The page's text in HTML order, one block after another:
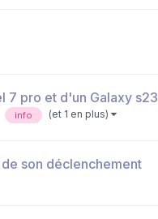
7 pro et d'un Galaxy s23
info (et 1 en plus)
son déclenchement